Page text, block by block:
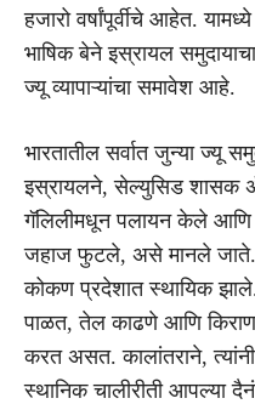
हजारो वर्षांपूर्वीचे आहेत.
भाषिक बेने इस्रायल
ज्यू व्यापाऱ्यांचा समावेश आहे.
भारतातील सर्वात जुन्या ज्यू
इस्रायलने, सेल्युसिड शासक
गॅलिलीमधून पलायन केले आणि
जहाज फुटले, असे मानले
कोकण प्रदेशात स्थायिक
पाळत, तेल काढणे आणि किराणा
करत असत. कालांतराने,
स्थानिक चालीरीती आपल्या